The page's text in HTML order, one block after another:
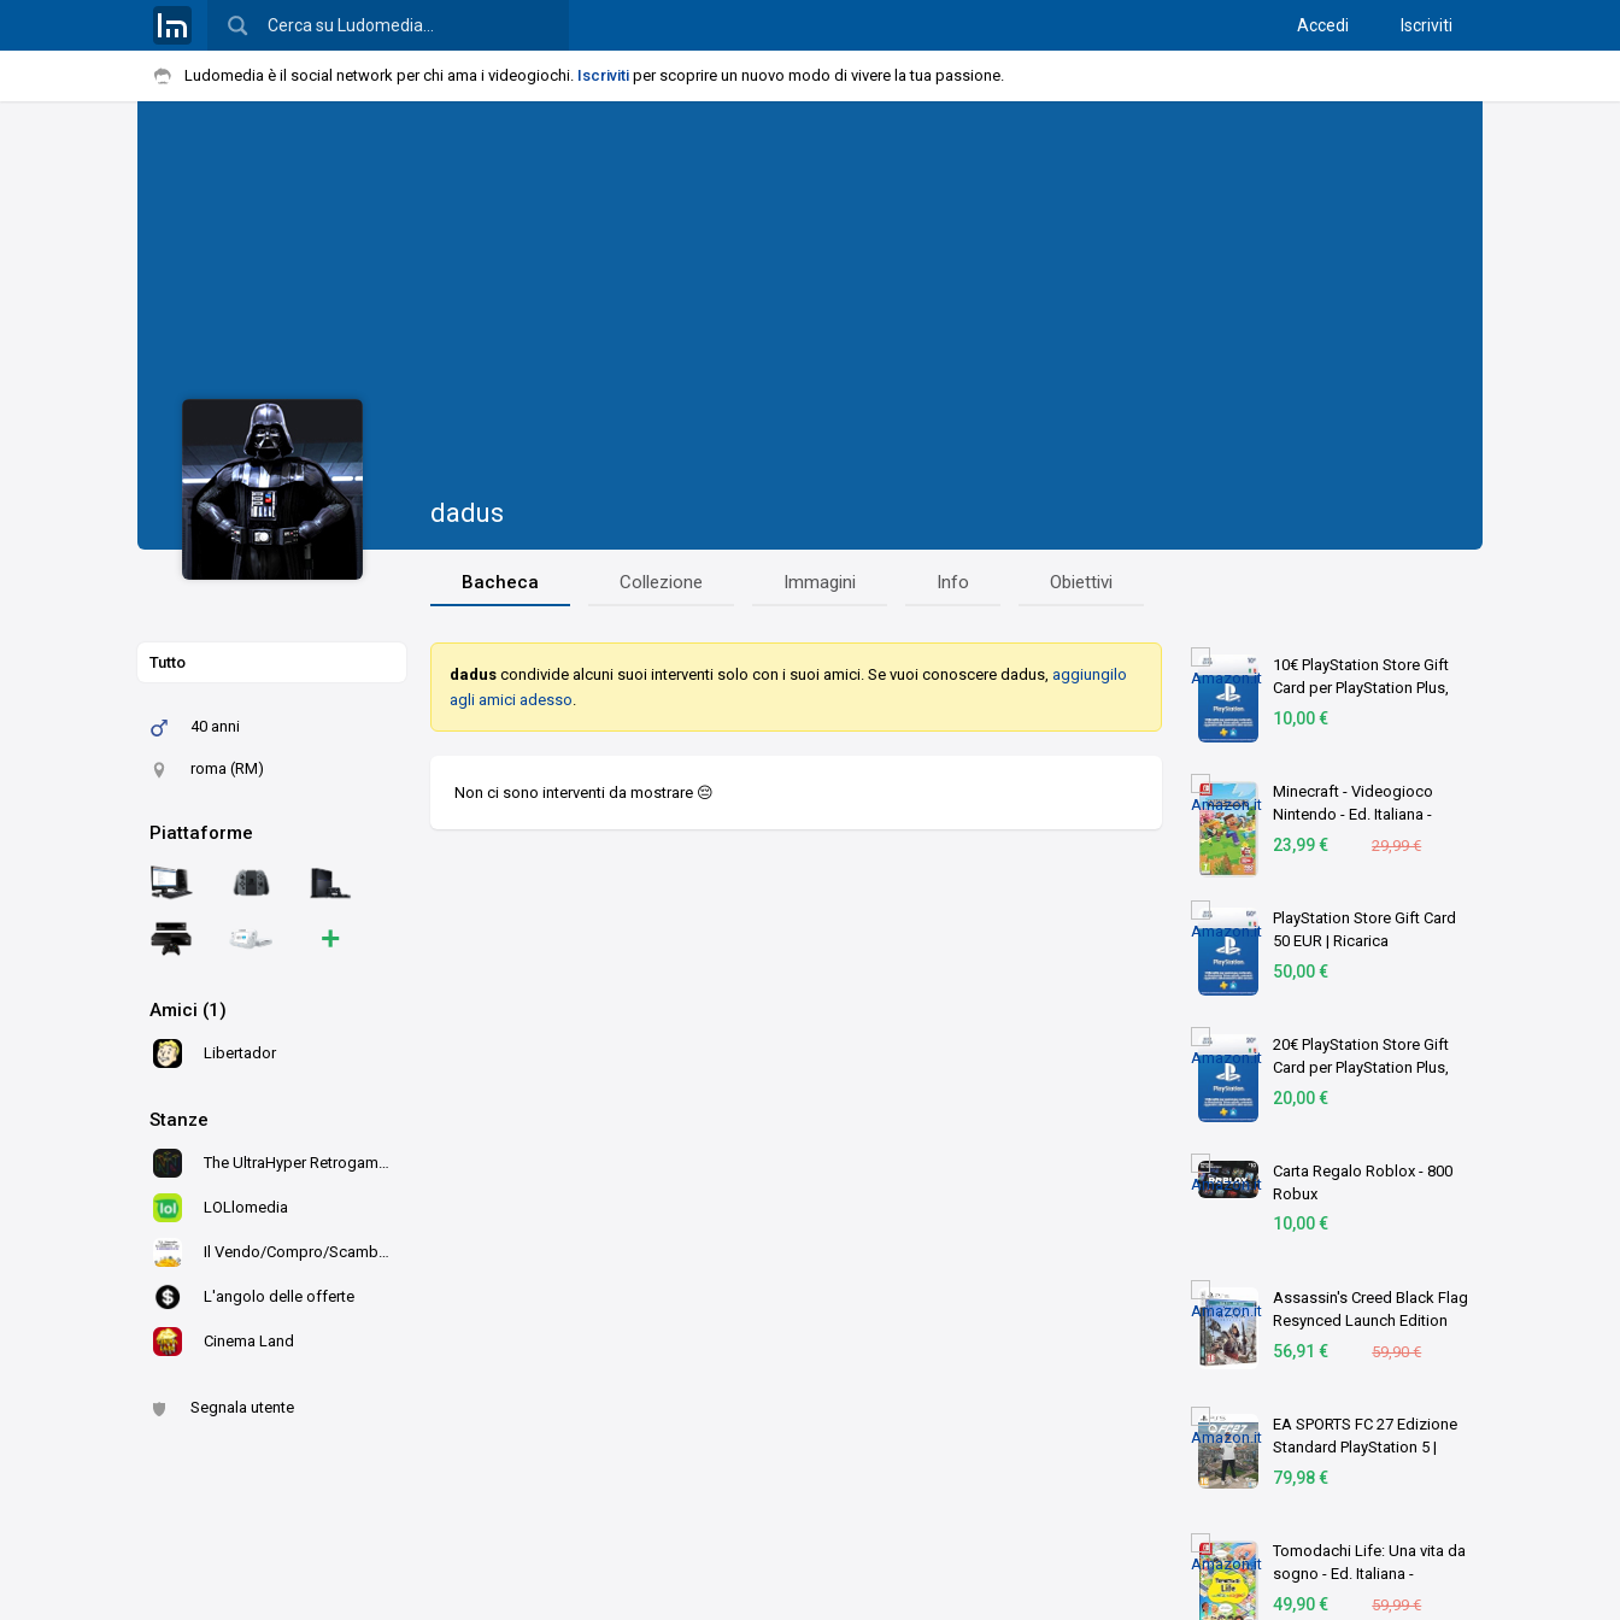
Accedi Iscriviti
Ludomedia è il social network per chi ama i videogiochi. Iscriviti per scoprire un nuovo modo di vivere la tua passione.
dadus
Bacheca Collezione Immagini Info Obiettivi
Tutto
40 anni
roma (RM)
Piattaforme
+
Amici (1)
Libertador
Stanze
LOLlomedia
L'angolo delle offerte
Cinema Land
Segnala utente
10€ PlayStation Store Gift
Card per PlayStation Plus,
Account italiano [Codice per
10,00 €
Minecraft - Videogioco
Nintendo - Ed. Italiana -
Versione su scheda
23,99 € 29,99 €
PlayStation Store Gift Card
50 EUR | Ricarica
Portafoglio PSN | Account
50,00 €
20€ PlayStation Store Gift
Card per PlayStation Plus,
Account italiano [Codice per
20,00 €
Carta Regalo Roblox - 800
Robux
10,00 €
Assassin's Creed Black Flag
Resynced Launch Edition
(PS5)
56,91 € 59,90 €
EA SPORTS FC 27 Edizione
Standard PlayStation 5 |
Disco | Videogiochi |
79,98 €
Tomodachi Life: Una vita da
sogno - Ed. Italiana -
Versione su scheda
49,90 € 59,99 €
dadus condivide alcuni suoi interventi solo con i suoi amici. Se vuoi conoscere dadus,aggiungilo
agli amici adesso
Non ci sono interventi da mostrare 😔